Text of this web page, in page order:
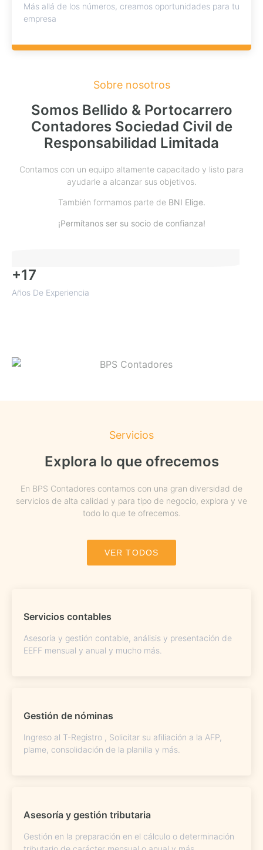
Más allá de los números, creamos oportunidades para tu
empresa
Sobre nosotros
Somos Bellido & Portocarrero
Contadores Sociedad Civil de
Responsabilidad Limitada
Contamos con un equipo altamente capacitado y listo para
ayudarle a alcanzar sus objetivos.
También formamos parte de BNI Elige.
¡Permítanos ser su socio de confianza!
+17
Años De Experiencia
Servicios
Explora lo que ofrecemos
En BPS Contadores contamos con una gran diversidad de
servicios de alta calidad y para tipo de negocio, explora y ve
todo lo que te ofrecemos.
VER TODOS
Servicios contables
Asesoría y gestión contable, análisis y presentación de
EEFF mensual y anual y mucho más.
Gestión de nóminas
Ingreso al T-Registro , Solicitar su afiliación a la AFP,
plame, consolidación de la planilla y más.
Asesoría y gestión tributaria
Gestión en la preparación en el cálculo o determinación